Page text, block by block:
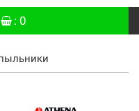
: 0